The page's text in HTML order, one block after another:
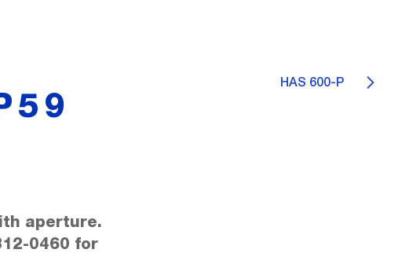
HAS 600-P
aperture.
0460 for